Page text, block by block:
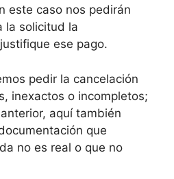
este caso nos pedirán
la solicitud la
ese pago.
pedir la cancelación
inexactos o incompletos;
aquí también
que
no es real o que no